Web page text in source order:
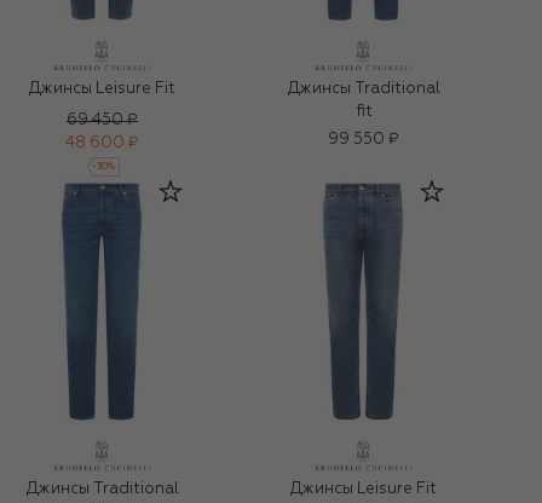
Джинсы Leisure Fit
69 450 ₽
48 600 ₽
-30%
Джинсы Traditional
fit
99 550 ₽
Джинсы Traditional
Джинсы Leisure Fit